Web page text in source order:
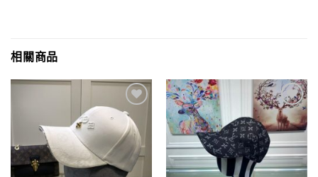
相關商品
Add to
wishlist
Add to
wishlist